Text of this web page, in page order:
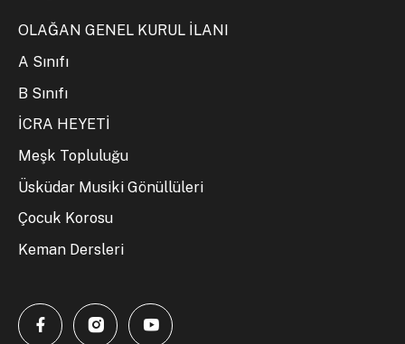
OLAĞAN GENEL KURUL İLANI
A Sınıfı
B Sınıfı
İCRA HEYETİ
Meşk Topluluğu
Üsküdar Musiki Gönüllüleri
Çocuk Korosu
Keman Dersleri